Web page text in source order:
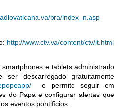
bra/index_n.asp
http://www.ctv.va/content/ctv/it.html
e tablets administrado
descarregado gratuitamente
e permite seguir em
do Papa e configurar alertas que
eventos pontifícios.